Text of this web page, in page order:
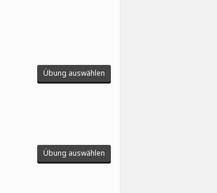
Übung auswählen
Übung auswählen